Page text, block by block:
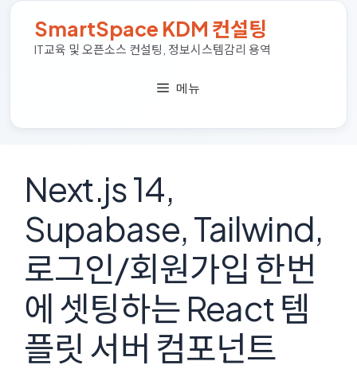
컨
SmartSpace KDM 컨설팅
IT교육 및 오픈소스 컨설팅, 정보시스템감리 용역
메뉴
Next.js 14,
Supabase, Tailwind,
로그인/회원가입 한번
에 셋팅하는 React 템
플릿 서버 컴포넌트